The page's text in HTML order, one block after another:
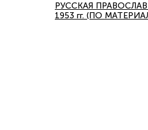
РУССКАЯ
1953 гг. (ПО